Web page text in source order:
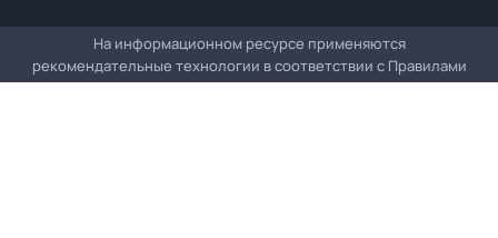
На информационном ресурсе применяются
рекомендательные технологии в соответствии с Правилами